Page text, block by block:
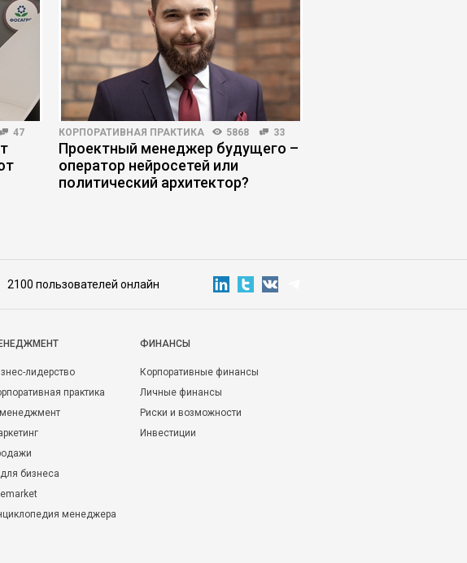
47 КОРПОРАТИВНАЯ ПРАКТИКА 5868 33
Проектный менеджер будущего –
оператор нейросетей или
политический архитектор?
2100 пользователей онлайн
лидерство
практика
менеджмент
для бизнеса
менеджера
ФИНАНСЫ
Корпоративные финансы
Личные финансы
Риски и возможности
Инвестиции